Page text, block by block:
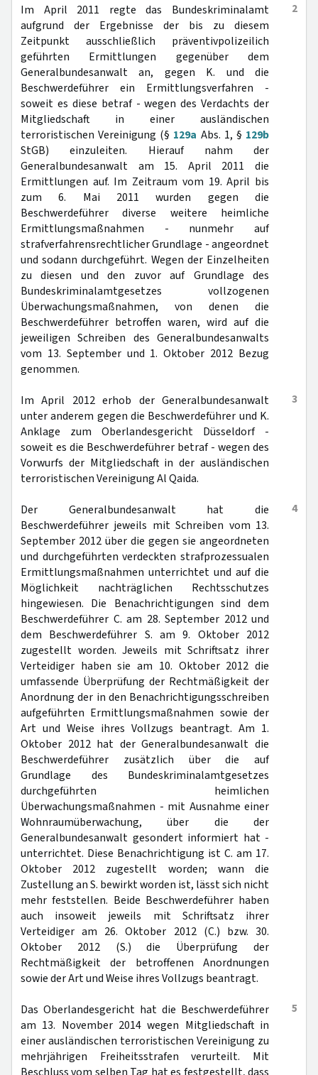
2
Im April 2011 regte das Bundeskriminalamt
aufgrund der Ergebnisse der bis zu diesem
Zeitpunkt ausschließlich präventivpolizeilich
geführten Ermittlungen gegenüber dem
Generalbundesanwalt an, gegen K. und die
Beschwerdeführer ein Ermittlungsverfahren -
soweit es diese betraf - wegen des Verdachts der
Mitgliedschaft in einer ausländischen
terroristischen Vereinigung (§ 129a Abs. 1, § 129b
StGB) einzuleiten. Hierauf nahm der
Generalbundesanwalt am 15. April 2011 die
Ermittlungen auf. Im Zeitraum vom 19. April bis
zum 6. Mai 2011 wurden gegen die
Beschwerdeführer diverse weitere heimliche
Ermittlungsmaßnahmen - nunmehr auf
strafverfahrensrechtlicher Grundlage - angeordnet
und sodann durchgeführt. Wegen der Einzelheiten
zu diesen und den zuvor auf Grundlage des
Bundeskriminalamtgesetzes vollzogenen
Überwachungsmaßnahmen, von denen die
Beschwerdeführer betroffen waren, wird auf die
jeweiligen Schreiben des Generalbundesanwalts
vom 13. September und 1. Oktober 2012 Bezug
genommen.
3
Im April 2012 erhob der Generalbundesanwalt
unter anderem gegen die Beschwerdeführer und K.
Anklage zum Oberlandesgericht Düsseldorf -
soweit es die Beschwerdeführer betraf - wegen des
Vorwurfs der Mitgliedschaft in der ausländischen
terroristischen Vereinigung Al Qaida.
4
Der Generalbundesanwalt hat die
Beschwerdeführer jeweils mit Schreiben vom 13.
September 2012 über die gegen sie angeordneten
und durchgeführten verdeckten strafprozessualen
Ermittlungsmaßnahmen unterrichtet und auf die
Möglichkeit nachträglichen Rechtsschutzes
hingewiesen. Die Benachrichtigungen sind dem
Beschwerdeführer C. am 28. September 2012 und
dem Beschwerdeführer S. am 9. Oktober 2012
zugestellt worden. Jeweils mit Schriftsatz ihrer
Verteidiger haben sie am 10. Oktober 2012 die
umfassende Überprüfung der Rechtmäßigkeit der
Anordnung der in den Benachrichtigungsschreiben
aufgeführten Ermittlungsmaßnahmen sowie der
Art und Weise ihres Vollzugs beantragt. Am 1.
Oktober 2012 hat der Generalbundesanwalt die
Beschwerdeführer zusätzlich über die auf
Grundlage des Bundeskriminalamtgesetzes
durchgeführten heimlichen
Überwachungsmaßnahmen - mit Ausnahme einer
Wohnraumüberwachung, über die der
Generalbundesanwalt gesondert informiert hat -
unterrichtet. Diese Benachrichtigung ist C. am 17.
Oktober 2012 zugestellt worden; wann die
Zustellung an S. bewirkt worden ist, lässt sich nicht
mehr feststellen. Beide Beschwerdeführer haben
auch insoweit jeweils mit Schriftsatz ihrer
Verteidiger am 26. Oktober 2012 (C.) bzw. 30.
Oktober 2012 (S.) die Überprüfung der
Rechtmäßigkeit der betroffenen Anordnungen
sowie der Art und Weise ihres Vollzugs beantragt.
5
Das Oberlandesgericht hat die Beschwerdeführer
am 13. November 2014 wegen Mitgliedschaft in
einer ausländischen terroristischen Vereinigung zu
mehrjährigen Freiheitsstrafen verurteilt. Mit